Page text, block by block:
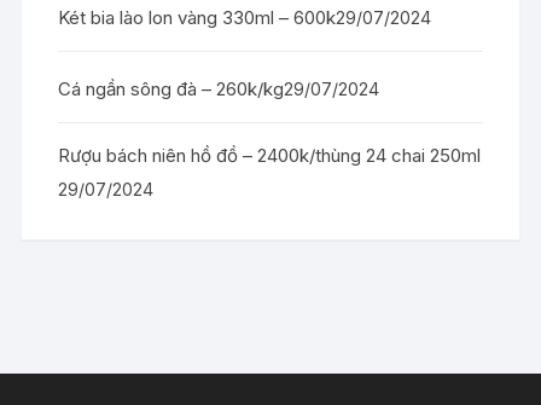
Két bia lào lon vàng 330ml – 600k29/07/2024
Cá ngần sông đà – 260k/kg29/07/2024
Rượu bách niên hồ đồ – 2400k/thùng 24 chai 250ml
29/07/2024